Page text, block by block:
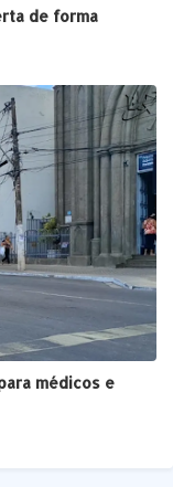
de forma
médicos e